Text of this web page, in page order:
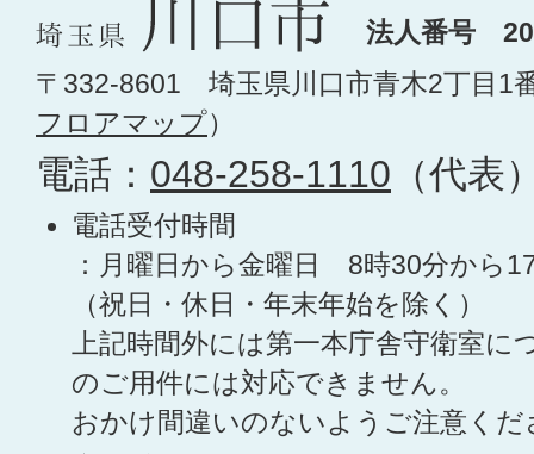
法人番号
〒332-8601 埼玉県川口市青木2丁目1
フロアマップ）
電話： 048-258-1110 （代表
電話受付時間
：月曜日から金曜日 8時30分から
（祝日・休日・年末年始を除く）
上記時間外には第一本庁舎守衛室に
のご用件には対応できません。
おかけ間違いのないようご注意くだ